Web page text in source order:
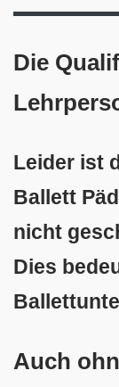
Die
Leider ist
Ballett
nicht
Dies
Auch